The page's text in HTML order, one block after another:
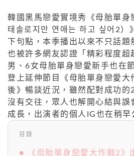
韓國黑馬戀愛實境秀《母胎單身
태솔로지만 연애는 하고 싶어2）
下句點，本季播出以來不只話題
也被許多網友認證「精彩程度超
男、6女母胎單身戀愛新手也在
登上延伸節目《母胎單身戀愛大
後》暢談近況，雖然配對成功的
沒有交往，眾人也解開心結與誤
成長，出演者的個人IG也在稍早
目錄
● 《母胎單身戀愛大作戰2》